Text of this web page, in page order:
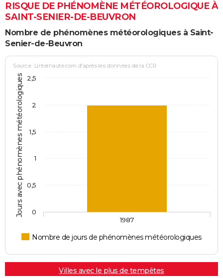
RISQUE DE PHÉNOMÈNE MÉTÉOROLOGIQUE À
SAINT-SENIER-DE-BEUVRON
Nombre de phénomènes météorologiques à Saint-
Senier-de-Beuvron
Jours avec phénomènes météorologiques
Source : Linternaute.com d'après les données de la CCR
Nombre de jours de phénomènes météorologiques
1987
0
0,5
1
1,5
2
2,5
Villes avec le plus de tempêtes